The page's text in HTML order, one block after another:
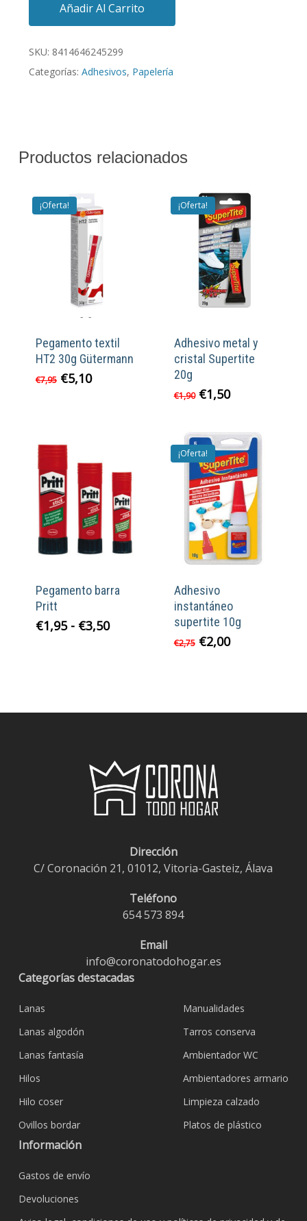
Añadir Al Carrito
SKU: 8414646245299
Categorías: Adhesivos, Papelería
Productos relacionados
¡Oferta!
Pegamento textil
HT2 30g Gütermann
€7,95 El
€5,10El
¡Oferta!
Adhesivo metal y
cristal Supertite
20g
€1,90 El
era:
€1,90.
€1,50El
es:
€1,50.
Pegamento barra
Pritt
€1,95 - €3,50Rango
€3,50
¡Oferta!
Adhesivo
instantáneo
supertite 10g
€2,75 El
€2,00El
Dirección
C/ Coronación 21, 01012, Vitoria-Gasteiz, Álava
Teléfono
654 573 894
Email
info@coronatodohogar.es
Categorías destacadas
Lanas
Lanas algodón
Lanas fantasía
Hilos
Hilo coser
Ovillos bordar
Manualidades
Tarros conserva
Ambientador WC
Ambientadores armario
Limpieza calzado
Platos de plástico
Información
Gastos de envío
Devoluciones